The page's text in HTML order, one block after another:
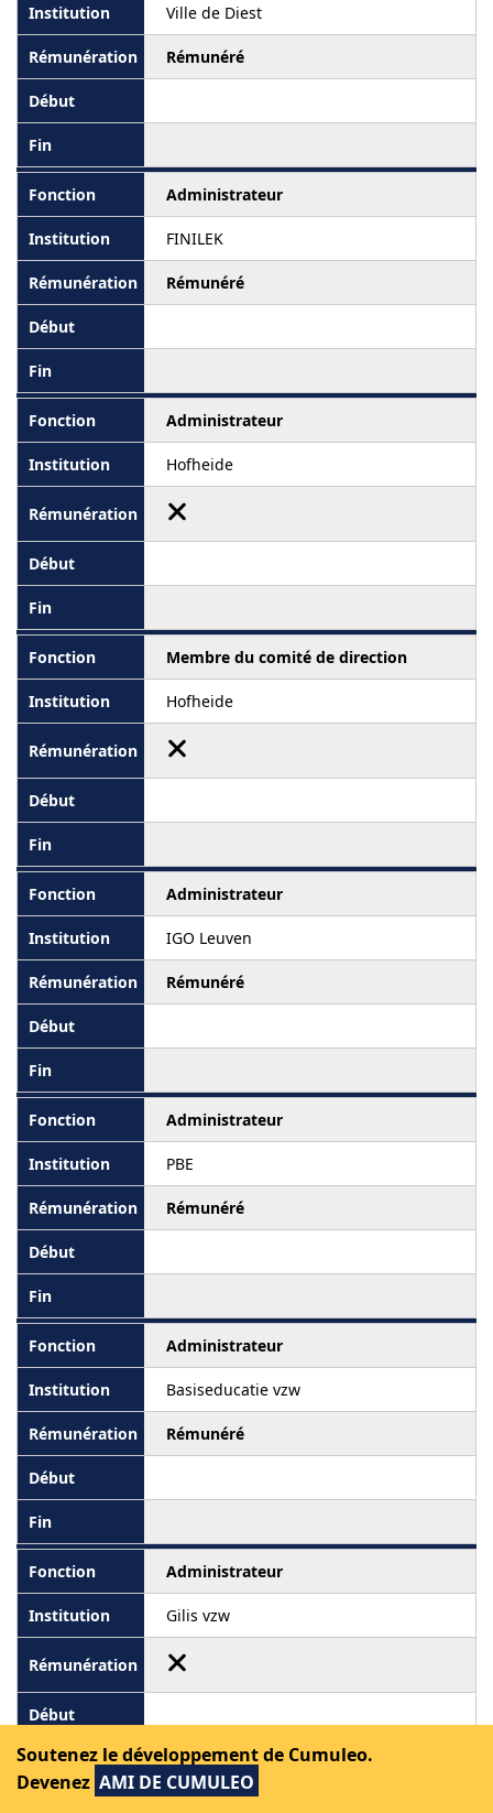
Ville de Diest
Rémunéré
Administrateur
FINILEK
Rémunéré
Administrateur
Hofheide
Membre du comité de direction
Hofheide
Administrateur
IGO Leuven
Rémunéré
Administrateur
PBE
Rémunéré
Administrateur
Basiseducatie vzw
Rémunéré
Administrateur
Gilis vzw
Soutenez le développement de Cumuleo.
Devenez AMI DE CUMULEO